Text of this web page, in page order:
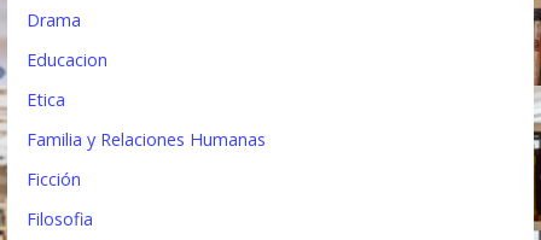
Drama
Educacion
Etica
Familia y Relaciones Humanas
Ficción
Filosofia